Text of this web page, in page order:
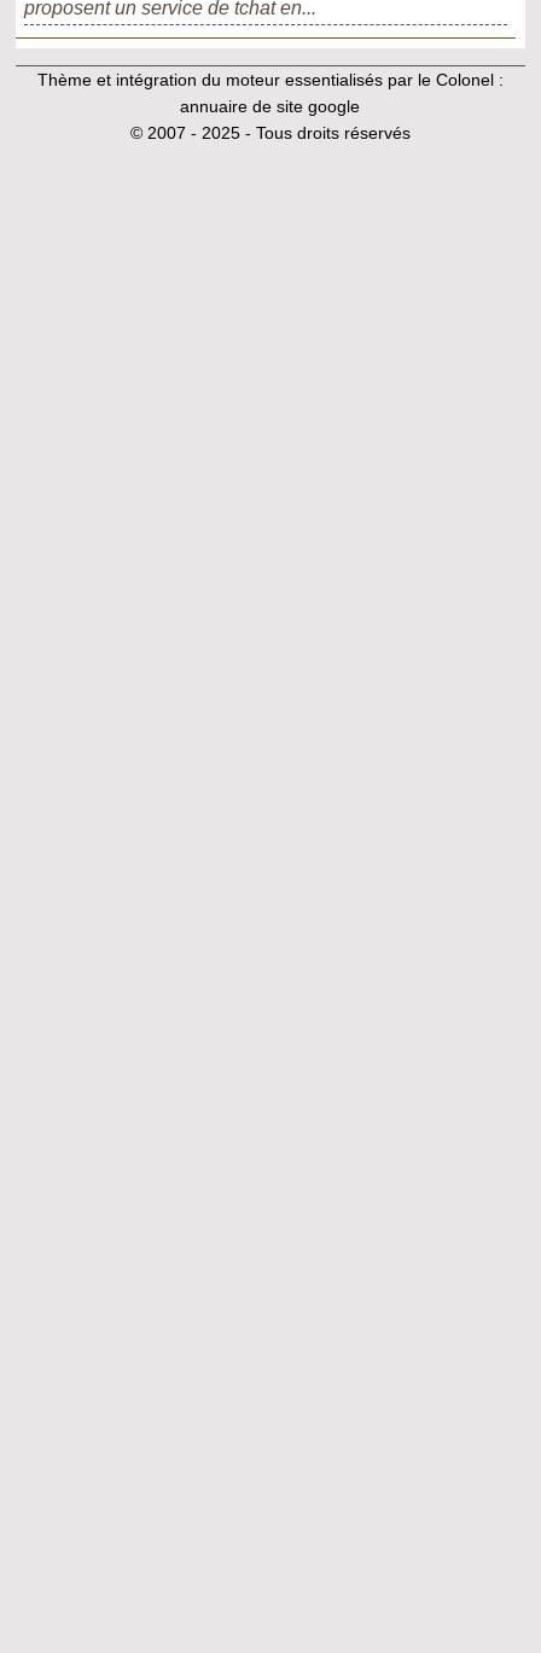
proposent un service de tchat en...
Thème et intégration du moteur essentialisés par le Colonel :
annuaire de site google
© 2007 - 2025 - Tous droits réservés